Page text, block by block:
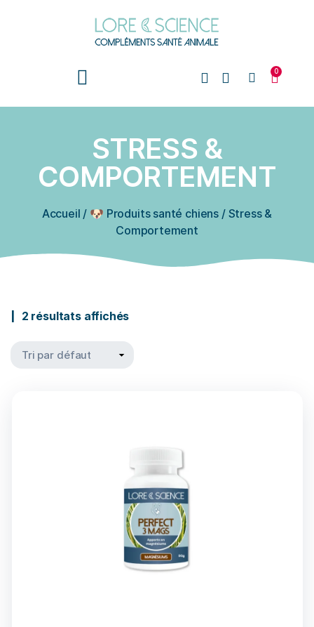
0
STRESS &
COMPORTEMENT
Accueil / 🐶 Produits santé chiens / Stress &
Comportement
2 résultats affichés